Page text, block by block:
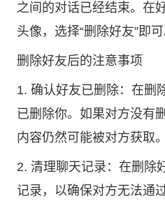
之间的对话已经结束。在
头像，选择“删除好友”即可
删除好友后的注意事项
1. 确认好友已删除：在删
已删除你。如果对方没有
内容仍然可能被对方获取。
2. 清理聊天记录：在删除
记录，以确保对方无法通